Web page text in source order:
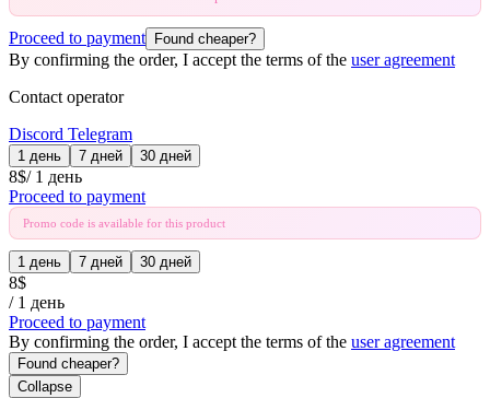
Proceed to payment Found cheaper?
By confirming the order, I accept the terms of the user agreement
Contact operator
Discord Telegram
1 день 7 дней 30 дней
8$/ 1 день
Proceed to payment
Promo code is available for this product
1 день 7 дней 30 дней
8$
/ 1 день
Proceed to payment
By confirming the order, I accept the terms of the user agreement
Found cheaper?
Collapse